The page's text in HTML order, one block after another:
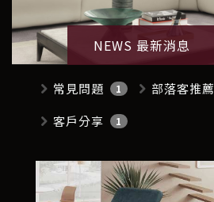
NEWS 最新消息
常見問題 1 部落客推薦
客戶分享 1